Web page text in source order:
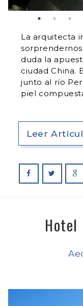
La arquitecta
duda la
ciudad China.
junto al río
piel
Leer
Hotel